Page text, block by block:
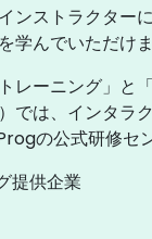
ンストラクター
学んでいただけま
レーニング」と
では、インタラ
の公式研修セ
提供企業